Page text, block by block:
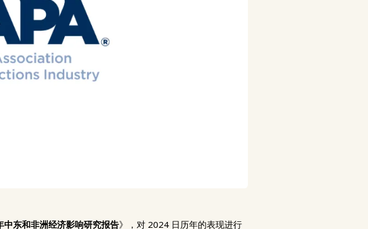
中东和非洲经济影响研究报告》，对 2024 日历年的表现进行